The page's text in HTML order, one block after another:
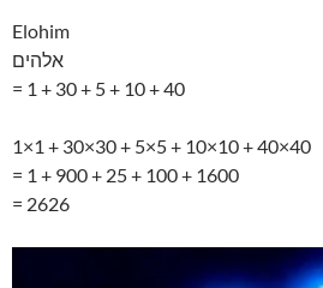
Elohim
אלהים
= 1 + 30 + 5 + 10 + 40
1×1 + 30×30 + 5×5 + 10×10 + 40×40
= 1 + 900 + 25 + 100 + 1600
= 2626